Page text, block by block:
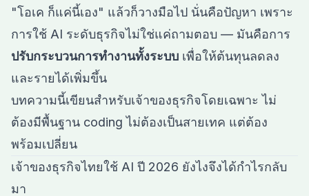
"โอเค ก็แค่นี้เอง" แล้วก็วางมือไป นั่นคือปัญหา เพราะ
การใช้ AI ระดับธุรกิจไม่ใช่แค่ถามตอบ — มันคือการ
ปรับกระบวนการทำงานทั้งระบบ เพื่อให้ต้นทุนลดลง
และรายได้เพิ่มขึ้น
บทความนี้เขียนสำหรับเจ้าของธุรกิจโดยเฉพาะ ไม่
ต้องมีพื้นฐาน coding ไม่ต้องเป็นสายเทค แต่ต้อง
พร้อมเปลี่ยน
เจ้าของธุรกิจไทยใช้ AI ปี 2026 ยังไงจึงได้กำไรกลับ
มา